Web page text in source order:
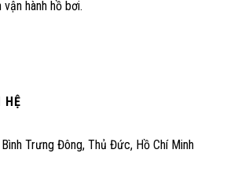
hành hồ bơi.
HỆ
Trưng Đông, Thủ Đức, Hồ Chí Minh